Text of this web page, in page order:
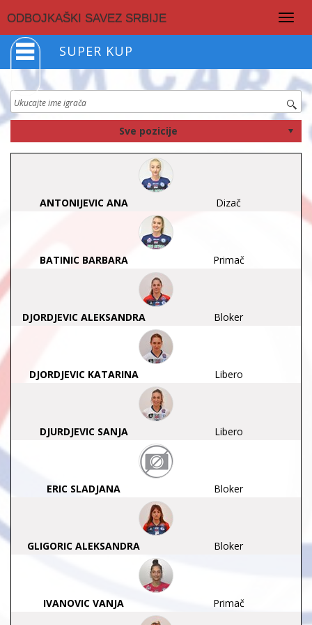
ODBOJKAŠKI SAVEZ SRBIJE
SUPER KUP
ANTONIJEVIC ANA Dizač
BATINIC BARBARA Primač
DJORDJEVIC ALEKSANDRA Bloker
DJORDJEVIC KATARINA Libero
DJURDJEVIC SANJA Libero
ERIC SLADJANA Bloker
GLIGORIC ALEKSANDRA Bloker
IVANOVIC VANJA Primač